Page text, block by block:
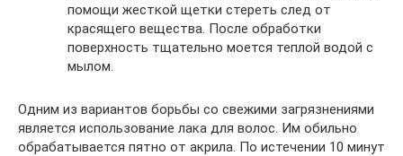
помощи жесткой щетки стереть след от
красящего вещества. После обработки
поверхность тщательно моется теплой водой с
мылом.
Одним из вариантов борьбы со свежими загрязнениями
является использование лака для волос. Им обильно
обрабатывается пятно от акрила. По истечении 10 минут